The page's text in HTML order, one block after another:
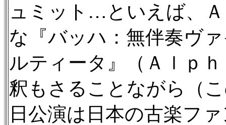
ュミット…といえば、
な『バッハ：無伴奏ヴ
ルティータ』（Ａｌｐ
釈もさることながら（
日公演は日本の古楽フ